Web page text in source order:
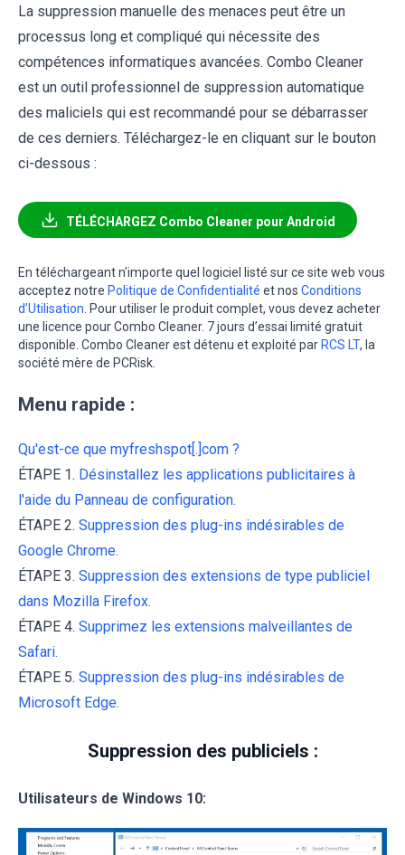
La suppression manuelle des menaces peut être un
processus long et compliqué qui nécessite des
compétences informatiques avancées. Combo Cleaner
est un outil professionnel de suppression automatique
des maliciels qui est recommandé pour se débarrasser
de ces derniers. Téléchargez-le en cliquant sur le bouton
ci-dessous :
TÉLÉCHARGEZ Combo Cleaner pour Android
En téléchargeant n'importe quel logiciel listé sur ce site web vous
acceptez notre Politique de Confidentialité et nos Conditions
d’Utilisation . Pour utiliser le produit complet, vous devez acheter
une licence pour Combo Cleaner. 7 jours d’essai limité gratuit
disponible. Combo Cleaner est détenu et exploité par RCS LT, la
société mère de PCRisk.
Menu rapide :
Qu'est-ce que myfreshspot[.]com ?
ÉTAPE 1. Désinstallez les applications publicitaires à
l'aide du Panneau de configuration.
ÉTAPE 2. Suppression des plug-ins indésirables de
Google Chrome.
ÉTAPE 3. Suppression des extensions de type publiciel
dans Mozilla Firefox.
ÉTAPE 4. Supprimez les extensions malveillantes de
Safari.
ÉTAPE 5. Suppression des plug-ins indésirables de
Microsoft Edge.
Suppression des publiciels :
Utilisateurs de Windows 10: